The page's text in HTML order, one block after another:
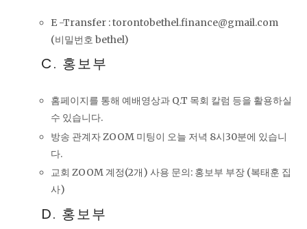
E -Transfer : torontobethel.finance@gmail.com
(비밀번호 bethel)
C. 홍보부
홈페이지를 통해 예배영상과 Q.T 목회 칼럼 등을 활용하실
수 있습니다.
방송 관계자 ZOOM 미팅이 오늘 저녁 8시30분에 있습니
다.
교회 ZOOM 계정(2개) 사용 문의: 홍보부 부장 (복태훈 집
사)
D. 홍보부